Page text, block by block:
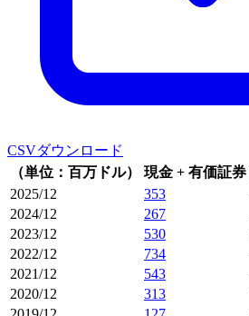
CSVダウンロード
（単位：百万ドル）
現金 + 有価証券
2025/12
353
2024/12
267
2023/12
530
2022/12
734
2021/12
543
2020/12
313